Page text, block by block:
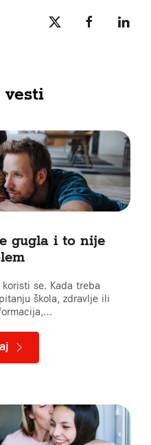
vesti
gugla i to nije
se. Kada treba
škola, zdravlje ili